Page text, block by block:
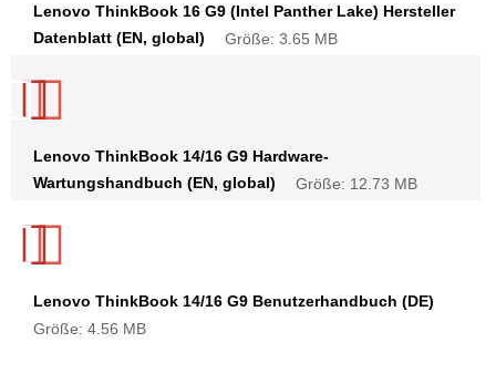
Lenovo ThinkBook 16 G9 (Intel Panther Lake) Hersteller
Datenblatt (EN, global)
Größe: 3.65 MB
Lenovo ThinkBook 14/16 G9 Hardware-
Wartungshandbuch (EN, global)
Größe: 12.73 MB
Lenovo ThinkBook 14/16 G9 Benutzerhandbuch (DE)
Größe: 4.56 MB